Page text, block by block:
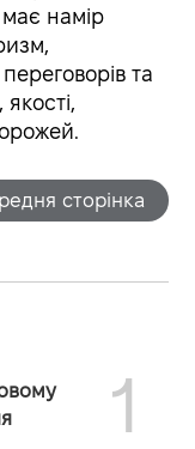
намір
та
сторінка
1